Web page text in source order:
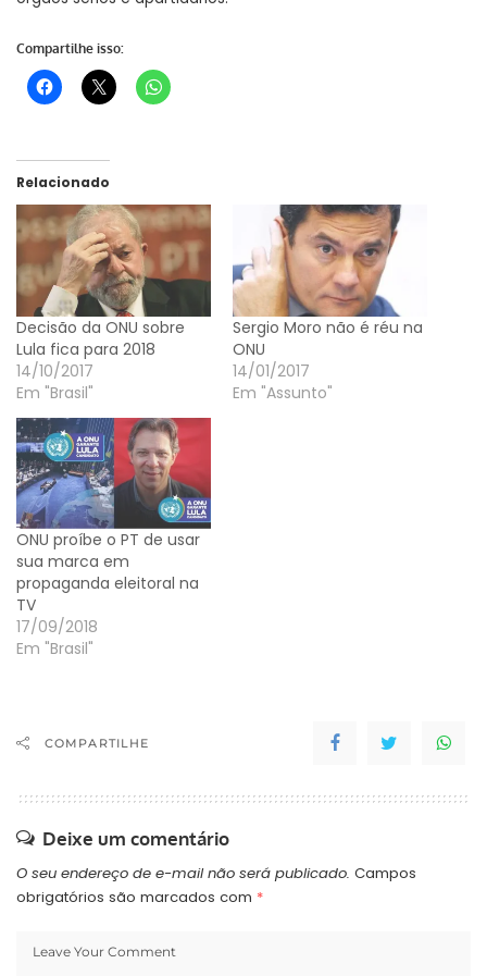
Compartilhe isso:
Relacionado
Decisão da ONU sobre
Lula fica para 2018
14/10/2017
Em "Brasil"
Sergio Moro não é réu na
ONU
14/01/2017
Em "Assunto"
ONU proíbe o PT de usar
sua marca em
propaganda eleitoral na
TV
17/09/2018
Em "Brasil"
COMPARTILHE
Deixe um comentário
O seu endereço de e-mail não será publicado. Campos
obrigatórios são marcados com *